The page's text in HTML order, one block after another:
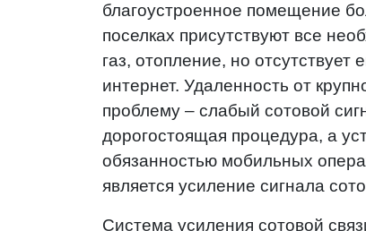
благоустроенное помещение
поселках присутствуют все
газ, отопление, но
интернет. Удаленность от
проблему – слабый сотовой
дорогостоящая процедура, а
обязанностью мобильных
является усиление сигнала
Система усиления сотовой